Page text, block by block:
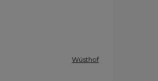
Wüsthof